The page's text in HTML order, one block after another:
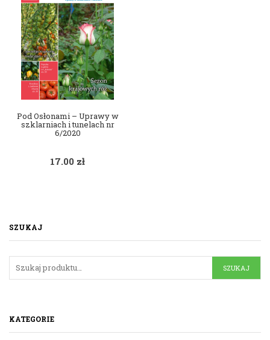
Pod Osłonami – Uprawy w
szklarniach i tunelach nr
6/2020
17.00 zł
SZUKAJ
KATEGORIE